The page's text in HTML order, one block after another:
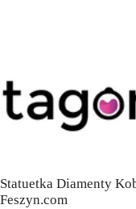
Statuetka Diamenty
Feszyn.com